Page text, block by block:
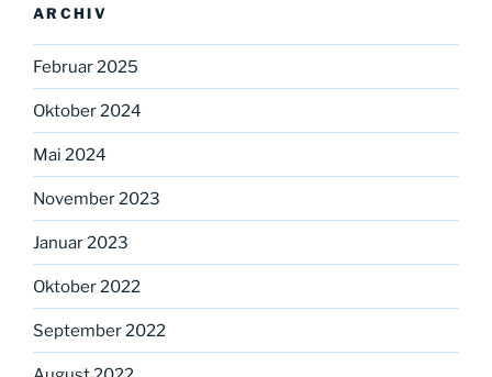
ARCHIV
Februar 2025
Oktober 2024
Mai 2024
November 2023
Januar 2023
Oktober 2022
September 2022